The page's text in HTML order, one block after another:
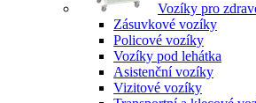
Vozíky pro
Zásuvkové vozíky
Policové vozíky
Vozíky pod lehátka
Asistenční vozíky
Vizitové vozíky